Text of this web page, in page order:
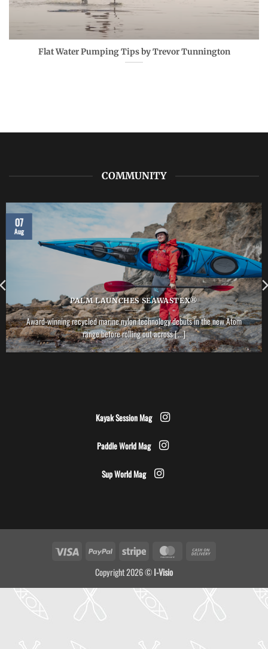
Flat Water Pumping Tips by Trevor Tunnington
COMMUNITY
PALM LAUNCHES SEAWASTEX®
Award-winning recycled marine nylon technology debuts in the new Atom
range before rolling out across [...]
07
Aug
Kayak Session Mag
Paddle World Mag
Sup World Mag
Visa PayPal Stripe MasterCard
Copyright 2026 ©I-Visio